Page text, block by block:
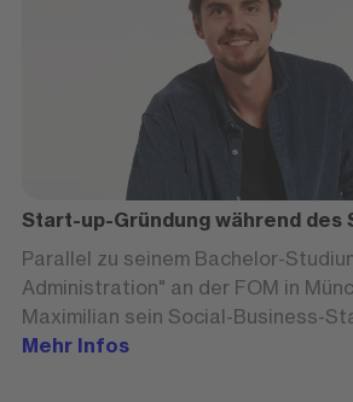
Start-up-Gründung während des
Parallel zu seinem Bachelor-
Administration" an der FOM in
Maximilian sein Social-Business-
Mehr Infos